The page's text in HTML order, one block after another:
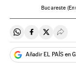
Bucareste
Compartir en
Compartir en
Añadir EL PAÍS en